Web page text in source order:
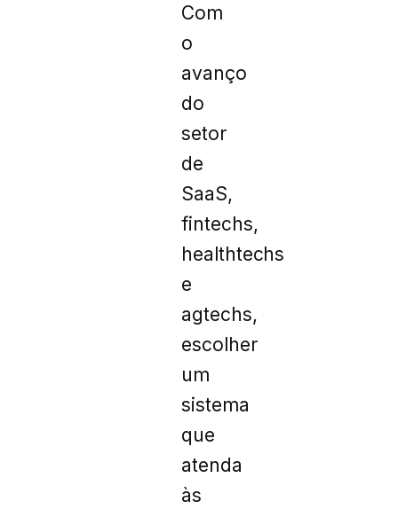
Com
o
avanço
do
setor
de
SaaS,
fintechs,
healthtechs
e
agtechs,
escolher
um
sistema
que
atenda
às